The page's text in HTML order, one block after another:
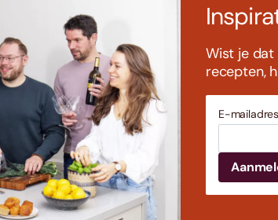
Wist je dat
recepten,
E-